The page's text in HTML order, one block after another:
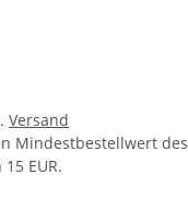
Versand
Mindestbestellwert des
EUR.